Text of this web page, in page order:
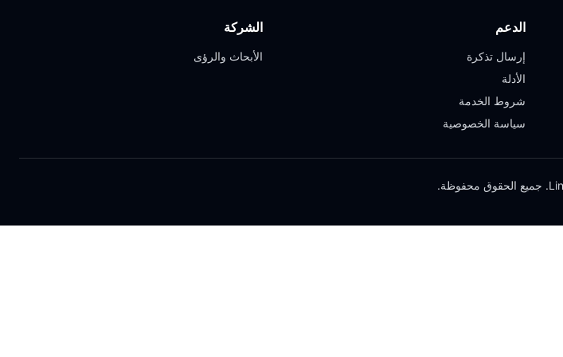
الدعم
إرسال تذكرة
الأدلة
شروط الخدمة
سياسة الخصوصية
الشركة
الأبحاث والرؤى